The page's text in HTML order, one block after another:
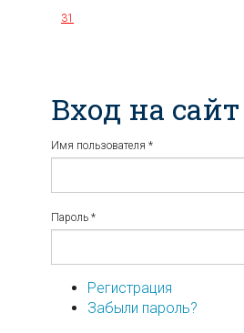
31
Вход на сайт
Имя пользователя *
Пароль *
Регистрация
Забыли пароль?